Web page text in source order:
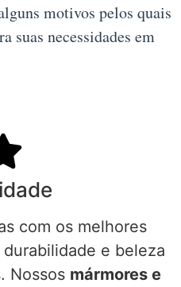
motivos pelos quais
suas necessidades em
com os melhores
e beleza
Nossos mármores e